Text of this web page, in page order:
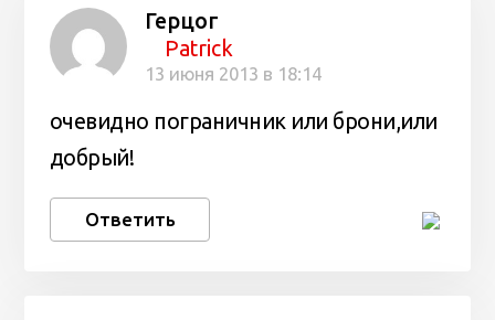
Герцог
Patrick
13 июня 2013 в 18:14
очевидно пограничник или брони,или
добрый!
Ответить